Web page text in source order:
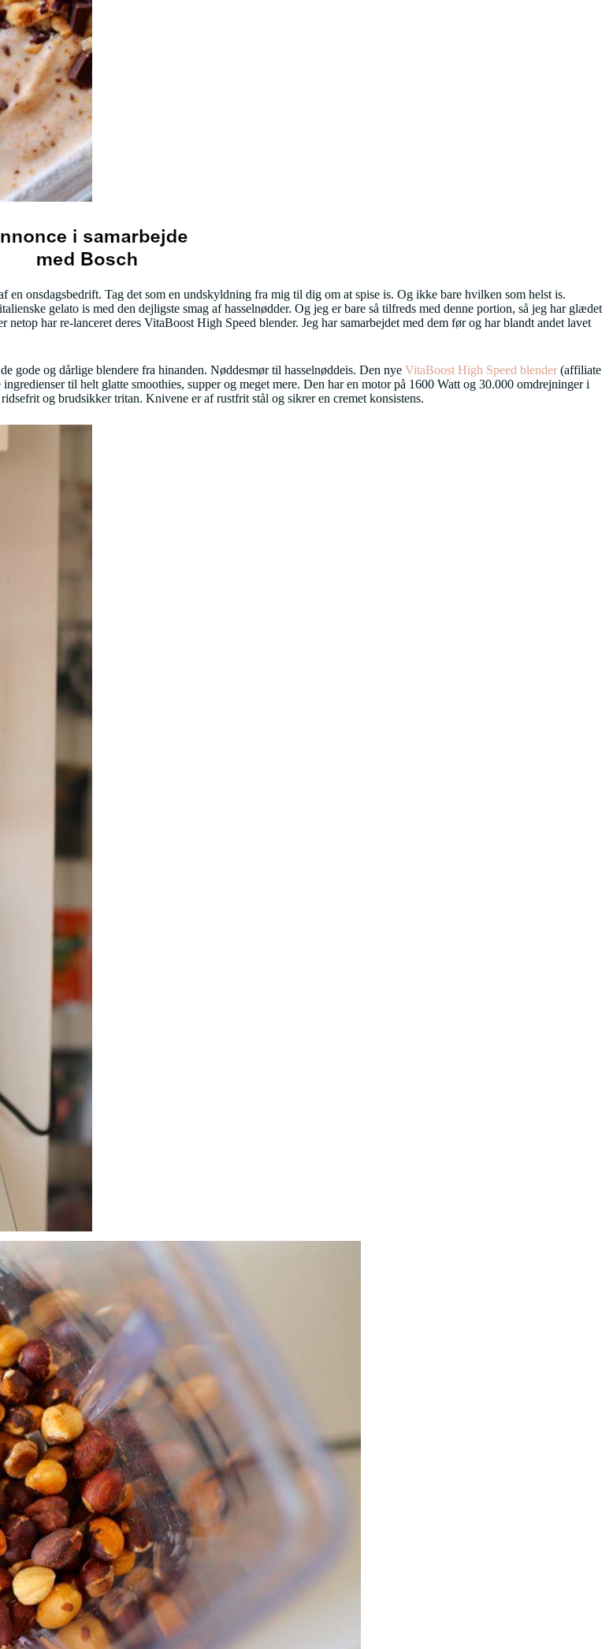
en onsdagsbedrift. Tag det som en undskyldning fra mig til dig om at spise is. Og ikke bare hvilken som helst is.
gelato is med den dejligste smag af hasselnødder. Og jeg er bare så tilfreds med denne portion, så jeg har glædet
har re-lanceret deres VitaBoost High Speed blender. Jeg har samarbejdet med dem før og har blandt andet lavet
gode og dårlige blendere fra hinanden. Nøddesmør til hasselnøddeis. Den nye VitaBoost High Speed blender (affiliate
til helt glatte smoothies, supper og meget mere. Den har en motor på 1600 Watt og 30.000 omdrejninger i
og brudsikker tritan. Knivene er af rustfrit stål og sikrer en cremet konsistens.